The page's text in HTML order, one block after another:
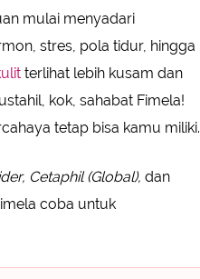
mulai menyadari
stres, pola tidur, hingga
terlihat lebih kusam dan
kok, sahabat Fimela!
tetap bisa kamu miliki.
Cetaphil (Global), dan
coba untuk